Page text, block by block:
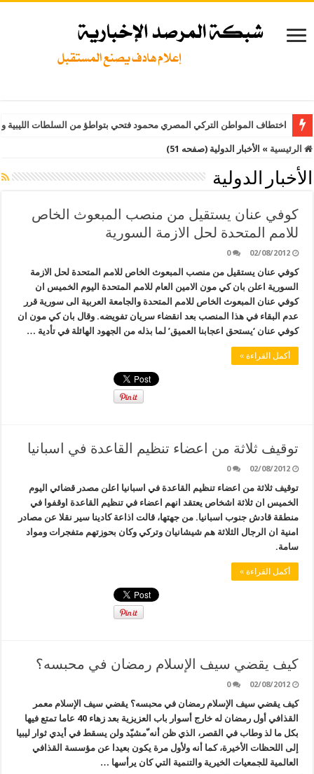
اختطاف المواطن التركي المصري محمود فتحي بتواطؤ من السلطات
الرئيسية » الأخبار الدولية (صفحه 51)
الأخبار الدولية
كوفي عنان يستقيل من منصب المبعوث الخاص
للامم المتحدة لحل الازمة السورية
02/08/2012
0
كوفي عنان يستقيل من منصب المبعوث الخاص للامم المتحدة لحل الازمة
السورية اعلن بان كي مون الامين العام للامم المتحدة اليوم الخميس ان
كوفي عنان المبعوث الخاص للامم المتحدة والجامعة العربية الى سورية قرر
عدم البقاء في هذا المنصب بعد انقضاء سريان تفويضه. وقال بان كي مون ان
كوفي عنان ‘يستحق اعجابنا العميق’ لما بذله من الجهود الهائلة في تأدية …
أكمل القراءة »
توقيف ثلاثة من اعضاء تنظيم القاعدة في اسبانيا
02/08/2012
0
توقيف ثلاثة من اعضاء تنظيم القاعدة في اسبانيا اعلن مصدر قضائي اليوم
الخميس ان ثلاثة اشخاص يعتقد انهم اعضاء في تنظيم القاعدة اوقفوا في
منطقة قادش جنوب اسبانيا. من جهتها، قالت اذاعة كادينا سير نقلا عن مصادر
امنية ان الرجال الثلاثة هم شيشانيان وتركي وكان بحوزتهم متفجرات ومواد
سامة.
أكمل القراءة »
كيف يقضي سيف الإسلام رمضان في محبسه؟
02/08/2012
0
كيف يقضي سيف الإسلام رمضان في محبسه؟ يقضي سيف الإسلام معمر
القذافي أول رمضان له خارج أسوار باب العزيزية بعد زهاء 40 عاما تمتع فيها
بكل ما لذ وطاب في القصر، الذي ظن أنه ّمشيّد ولن يسقط في أيدي ثوار ليبيا
إلى اللحظات الأخيرة، كما أنه ولأول مرة يكون بعيدا عن مؤسسة القذافي
العالمية للجمعيات الخيرية والتنمية التي كان يرأسها …